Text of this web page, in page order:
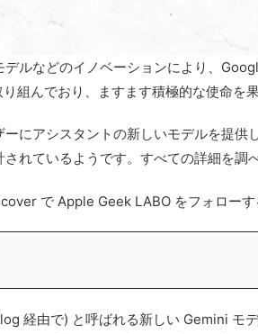
などのイノベーションにより、
組んでおり、ますます積極的な使命を果
にアシスタントの新しいモデルを提供
れているようです。すべての詳細を調
で Apple Geek LABO をフォローす
経由で) と呼ばれる新しい Gemini モ